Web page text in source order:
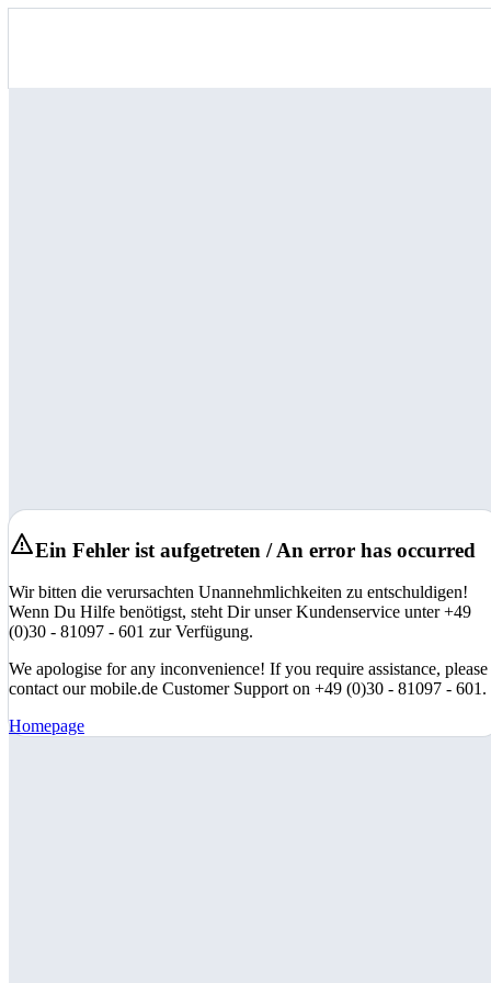
Ein Fehler ist aufgetreten / An error has occurred
Wir bitten die verursachten Unannehmlichkeiten zu entschuldigen!
Wenn Du Hilfe benötigst, steht Dir unser Kundenservice unter +49
(0)30 - 81097 - 601 zur Verfügung.
We apologise for any inconvenience! If you require assistance, please
contact our mobile.de Customer Support on +49 (0)30 - 81097 - 601.
Homepage